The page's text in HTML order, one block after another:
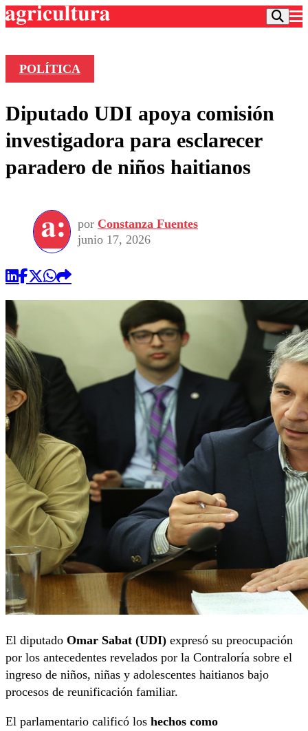
Frecuencias
Agricultura TV
Deportes
Colo Colo
Seleccion Chilena
Torneo Internacional
Universidad de Chile
Entretención
Economía
Internacional
Sustentabilidad
Publicaciones en medios
Opinión
POLÍTICA
Diputado UDI apoya comisión
investigadora para esclarecer
paradero de niños haitianos
por Constanza Fuentes
junio 17, 2026
El diputado Omar Sabat (UDI) expresó su preocupación
por los antecedentes revelados por la Contraloría sobre el
ingreso de niños, niñas y adolescentes haitianos bajo
procesos de reunificación familiar.
El parlamentario calificó los hechos como